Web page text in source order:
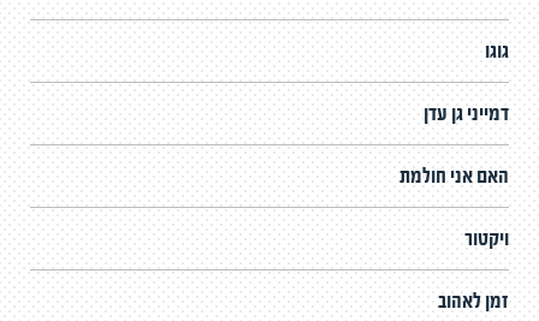
גוגו
דמייני גן עדן
האם אני חולמת
ויקטור
זמן לאהוב